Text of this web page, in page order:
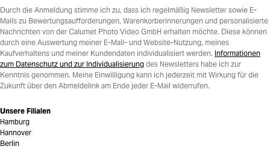
Durch die Anmeldung stimme ich zu, dass ich regelmäßig Newsletter sowie E-
Mails zu Bewertungsaufforderungen, Warenkorberinnerungen und personalisierte
Nachrichten von der Calumet Photo Video GmbH erhalten möchte. Diese können
durch eine Auswertung meiner E-Mail- und Website-Nutzung, meines
Kaufverhaltens und meiner Kundendaten individualisiert werden. Informationen
zum Datenschutz und zur Individualisierung des Newsletters habe ich zur
Kenntnis genommen. Meine Einwilligung kann ich jederzeit mit Wirkung für die
Zukunft über den Abmeldelink am Ende jeder E-Mail widerrufen.
Unsere Filialen
Hamburg
Hannover
Berlin